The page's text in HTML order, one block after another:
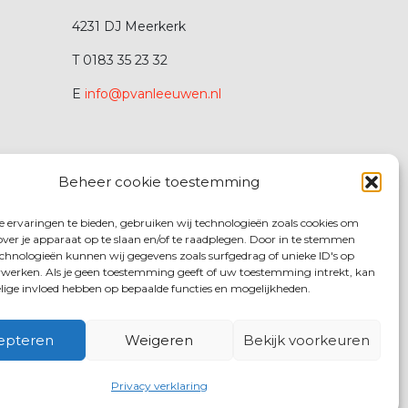
Beheer cookie toestemming
ervaringen te bieden, gebruiken wij technologieën zoals cookies om
je apparaat op te slaan en/of te raadplegen. Door in te stemmen
kunnen wij gegevens zoals surfgedrag of unieke ID's op
Als je geen toestemming geeft of uw toestemming intrekt, kan
invloed hebben op bepaalde functies en mogelijkheden.
Weigeren Bekijk voorkeuren
Privacy verklaring
4231 DJ Meerkerk
T 0183 35 23 32
E info@pvanleeuwen.nl